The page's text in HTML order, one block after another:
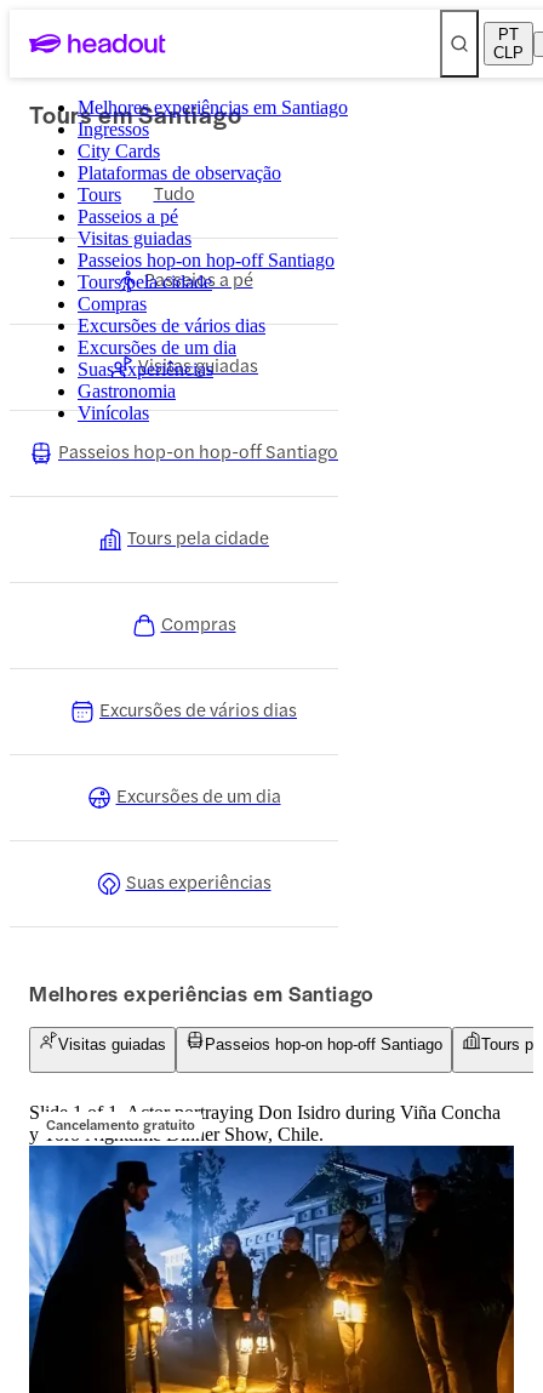
PT
CLP
Melhores experiências em Santiago
Ingressos
City Cards
Plataformas de observação
Tours
Passeios a pé
Visitas guiadas
Passeios hop-on hop-off Santiago
Tours pela cidade
Compras
Excursões de vários dias
Excursões de um dia
Suas experiências
Gastronomia
Vinícolas
Tours em Santiago
Tudo
Passeios a pé
Visitas guiadas
Passeios hop-on hop-off Santiago
Tours pela cidade
Compras
Excursões de vários dias
Excursões de um dia
Suas experiências
Melhores experiências em Santiago
Visitas guiadas Passeios hop-on hop-off Santiago Tours
Cancelamento gratuito
Slide 1 of 1, Actor portraying Don Isidro during Viña Concha
y Toro Nighttime Dinner Show, Chile.